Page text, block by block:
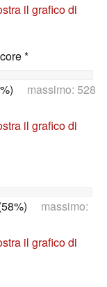
il grafico di
*
massimo: 528
il grafico di
massimo:
il grafico di